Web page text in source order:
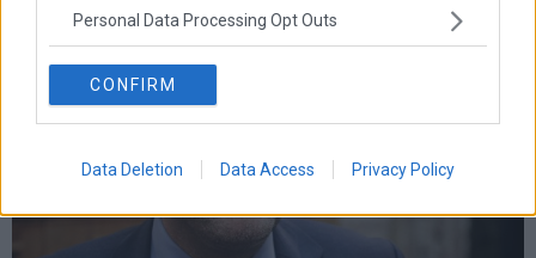
Personal Data Processing Opt Outs
CONFIRM
Data Deletion Data Access Privacy Policy